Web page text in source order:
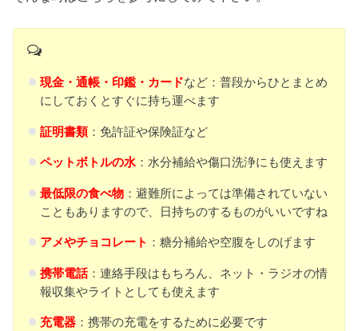
現金・通帳・印鑑・カードなど：普段からひとまとめ
にしておくとすぐに持ち運べます
証明書類：免許証や保険証など
ペットボトルの水：水分補給や傷口洗浄にも使えます
最低限の食べ物：避難所によっては準備されていない
こともありますので、日持ちのするものがいいですね
アメやチョコレート ：糖分補給や空腹をしのげます
携帯電話：連絡手段はもちろん、ネット・ラジオの情
報収集やライトとしても使えます
充電器：携帯の充電をするために必要です